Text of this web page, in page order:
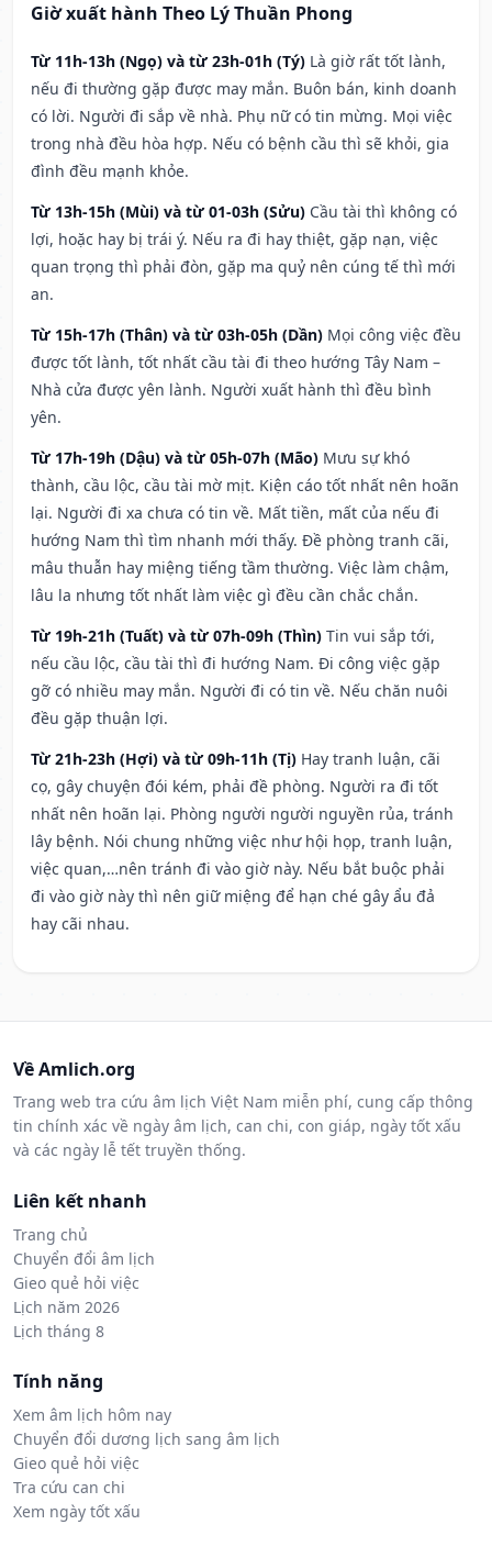
Giờ xuất hành Theo Lý Thuần Phong
Từ 11h-13h (Ngọ) và từ 23h-01h (Tý) Là giờ rất tốt lành,
nếu đi thường gặp được may mắn. Buôn bán, kinh doanh
có lời. Người đi sắp về nhà. Phụ nữ có tin mừng. Mọi việc
trong nhà đều hòa hợp. Nếu có bệnh cầu thì sẽ khỏi, gia
đình đều mạnh khỏe.
Từ 13h-15h (Mùi) và từ 01-03h (Sửu) Cầu tài thì không có
lợi, hoặc hay bị trái ý. Nếu ra đi hay thiệt, gặp nạn, việc
quan trọng thì phải đòn, gặp ma quỷ nên cúng tế thì mới
an.
Từ 15h-17h (Thân) và từ 03h-05h (Dần) Mọi công việc đều
được tốt lành, tốt nhất cầu tài đi theo hướng Tây Nam –
Nhà cửa được yên lành. Người xuất hành thì đều bình
yên.
Từ 17h-19h (Dậu) và từ 05h-07h (Mão) Mưu sự khó
thành, cầu lộc, cầu tài mờ mịt. Kiện cáo tốt nhất nên hoãn
lại. Người đi xa chưa có tin về. Mất tiền, mất của nếu đi
hướng Nam thì tìm nhanh mới thấy. Đề phòng tranh cãi,
mâu thuẫn hay miệng tiếng tầm thường. Việc làm chậm,
lâu la nhưng tốt nhất làm việc gì đều cần chắc chắn.
Từ 19h-21h (Tuất) và từ 07h-09h (Thìn) Tin vui sắp tới,
nếu cầu lộc, cầu tài thì đi hướng Nam. Đi công việc gặp
gỡ có nhiều may mắn. Người đi có tin về. Nếu chăn nuôi
đều gặp thuận lợi.
Từ 21h-23h (Hợi) và từ 09h-11h (Tị) Hay tranh luận, cãi
cọ, gây chuyện đói kém, phải đề phòng. Người ra đi tốt
nhất nên hoãn lại. Phòng người người nguyền rủa, tránh
lây bệnh. Nói chung những việc như hội họp, tranh luận,
việc quan,…nên tránh đi vào giờ này. Nếu bắt buộc phải
đi vào giờ này thì nên giữ miệng để hạn ché gây ẩu đả
hay cãi nhau.
Về Amlich.org
Trang web tra cứu âm lịch Việt Nam miễn phí, cung cấp thông
tin chính xác về ngày âm lịch, can chi, con giáp, ngày tốt xấu
và các ngày lễ tết truyền thống.
Liên kết nhanh
Trang chủ
Chuyển đổi âm lịch
Gieo quẻ hỏi việc
Lịch năm 2026
Lịch tháng 8
Tính năng
Xem âm lịch hôm nay
Chuyển đổi dương lịch sang âm lịch
Gieo quẻ hỏi việc
Tra cứu can chi
Xem ngày tốt xấu